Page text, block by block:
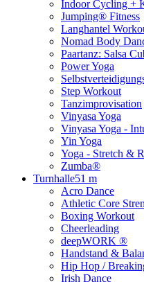
Indoor Cycling +
Jumping® Fitness
Langhantel
Nomad Body
Paartanz: Salsa
Power Yoga
Step Workout
Tanzimprovisation
Vinyasa Yoga
Vinyasa Yoga -
Yin Yoga
Yoga - Stretch &
Zumba®
Turnhalle51 m
Acro Dance
Athletic Core
Boxing Workout
Cheerleading
deepWORK ®
Handstand &
Hip Hop /
Irish Dance